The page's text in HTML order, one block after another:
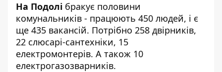
На Подолі бракує половини
комунальників - працюють 450 людей, і є
ще 435 вакансій. Потрібно 258 двірників,
22 слюсарі-сантехніки, 15
електромонтерів. А також 10
електрогазозварників.